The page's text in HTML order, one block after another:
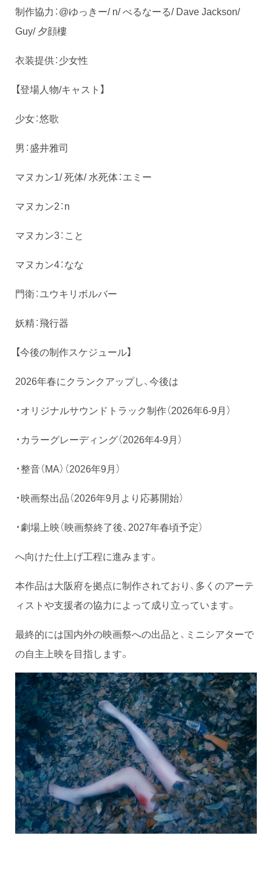
制作協力：@ゆっきー/ n/ べるなーる/ Dave Jackson/
Guy/ 夕顔樓
衣装提供：少女性
【登場人物/キャスト】
少女：悠歌
男：盛井雅司
マヌカン1/ 死体/ 水死体：エミー
マヌカン2：n
マヌカン3：こと
マヌカン4：なな
門衛：ユウキリボルバー
妖精：飛行器
【今後の制作スケジュール】
2026年春にクランクアップし、今後は
・オリジナルサウンドトラック制作（2026年6-9月）
・カラーグレーディング（2026年4-9月）
・整音（MA）（2026年9月）
・映画祭出品（2026年9月より応募開始）
・劇場上映（映画祭終了後、2027年春頃予定）
へ向けた仕上げ工程に進みます。
本作品は大阪府を拠点に制作されており、多くのアーテ
ィストや支援者の協力によって成り立っています。
最終的には国内外の映画祭への出品と、ミニシアターで
の自主上映を目指します。